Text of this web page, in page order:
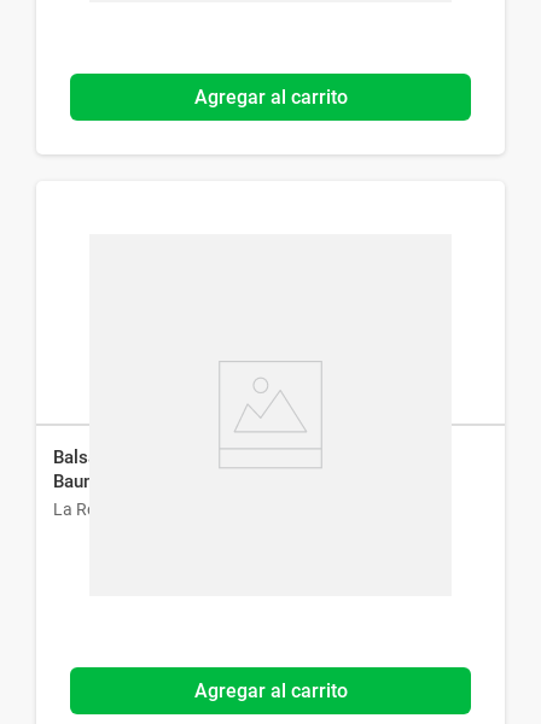
Agregar al carrito
Balsamo Reparador La Roche Posay Cicaplast
Baume B5 x 15 ml
La Roche-Posay
Agregar al carrito